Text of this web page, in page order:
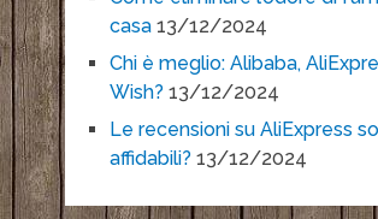
casa 13/12/2024
Chi è meglio: Alibaba,
Wish? 13/12/2024
Le recensioni su AliExpress
affidabili? 13/12/2024